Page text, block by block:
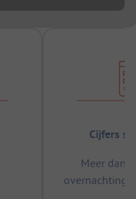
Cijfers
Meer dan